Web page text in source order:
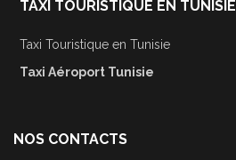
TAXI TOURISTIQUE EN TUNISIE
Taxi Touristique en Tunisie
Taxi Aéroport Tunisie
NOS CONTACTS